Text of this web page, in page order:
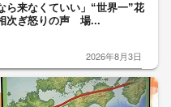
ら来なくていい」“世界一”花
次ぎ怒りの声 場...
2026年8月3日